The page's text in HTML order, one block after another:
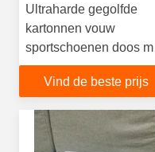
Ultraharde gegolfde
kartonnen vouw
sportschoenen doos
op maat gemaakte
afdruk logo en
Vind de beste prijs